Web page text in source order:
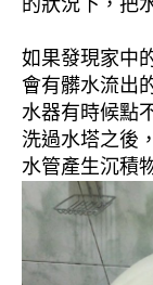
的狀況下，把
如果發現家中
會有髒水流出
水器有時候點
洗過水塔之後
水管產生沉積